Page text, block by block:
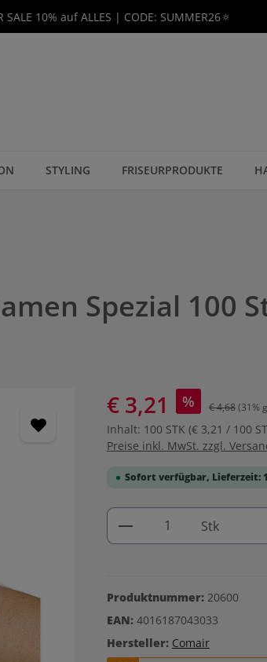
SALE 10% auf ALLES | CODE: SUMMER26🔅
STYLING FRISEURPRODUKTE
Spezial 100
€ 3,21 % € 4,68(31%
Inhalt: 100 STK (€ 3,21 / 100
Preise inkl. MwSt. zzgl.
Sofort verfügbar, Lieferzeit:
Produkt Anzahl:
Stk
Produktnummer: 20600
EAN: 4016187043033
Hersteller: Comair